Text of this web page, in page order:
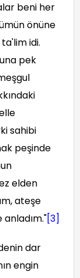
beni her
önüne
idi.
pek
sahibi
peşinde
elden
ateşe
[3]
dar
engin